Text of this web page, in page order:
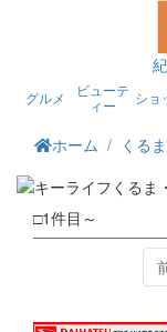
グルメ
ビューテ
ィー
ショ
ホーム くる
□1件目～